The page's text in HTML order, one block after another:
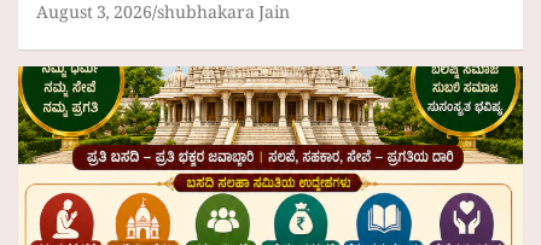
August 3, 2026 shubhakara Jain